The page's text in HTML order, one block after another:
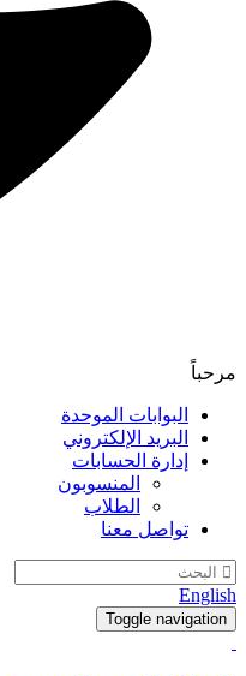
مرحباً
البوابات الموحدة
البريد الإلكتروني
إدارة الحسابات
المنسوبون
الطلاب
تواصل معنا
English
Toggle navigation